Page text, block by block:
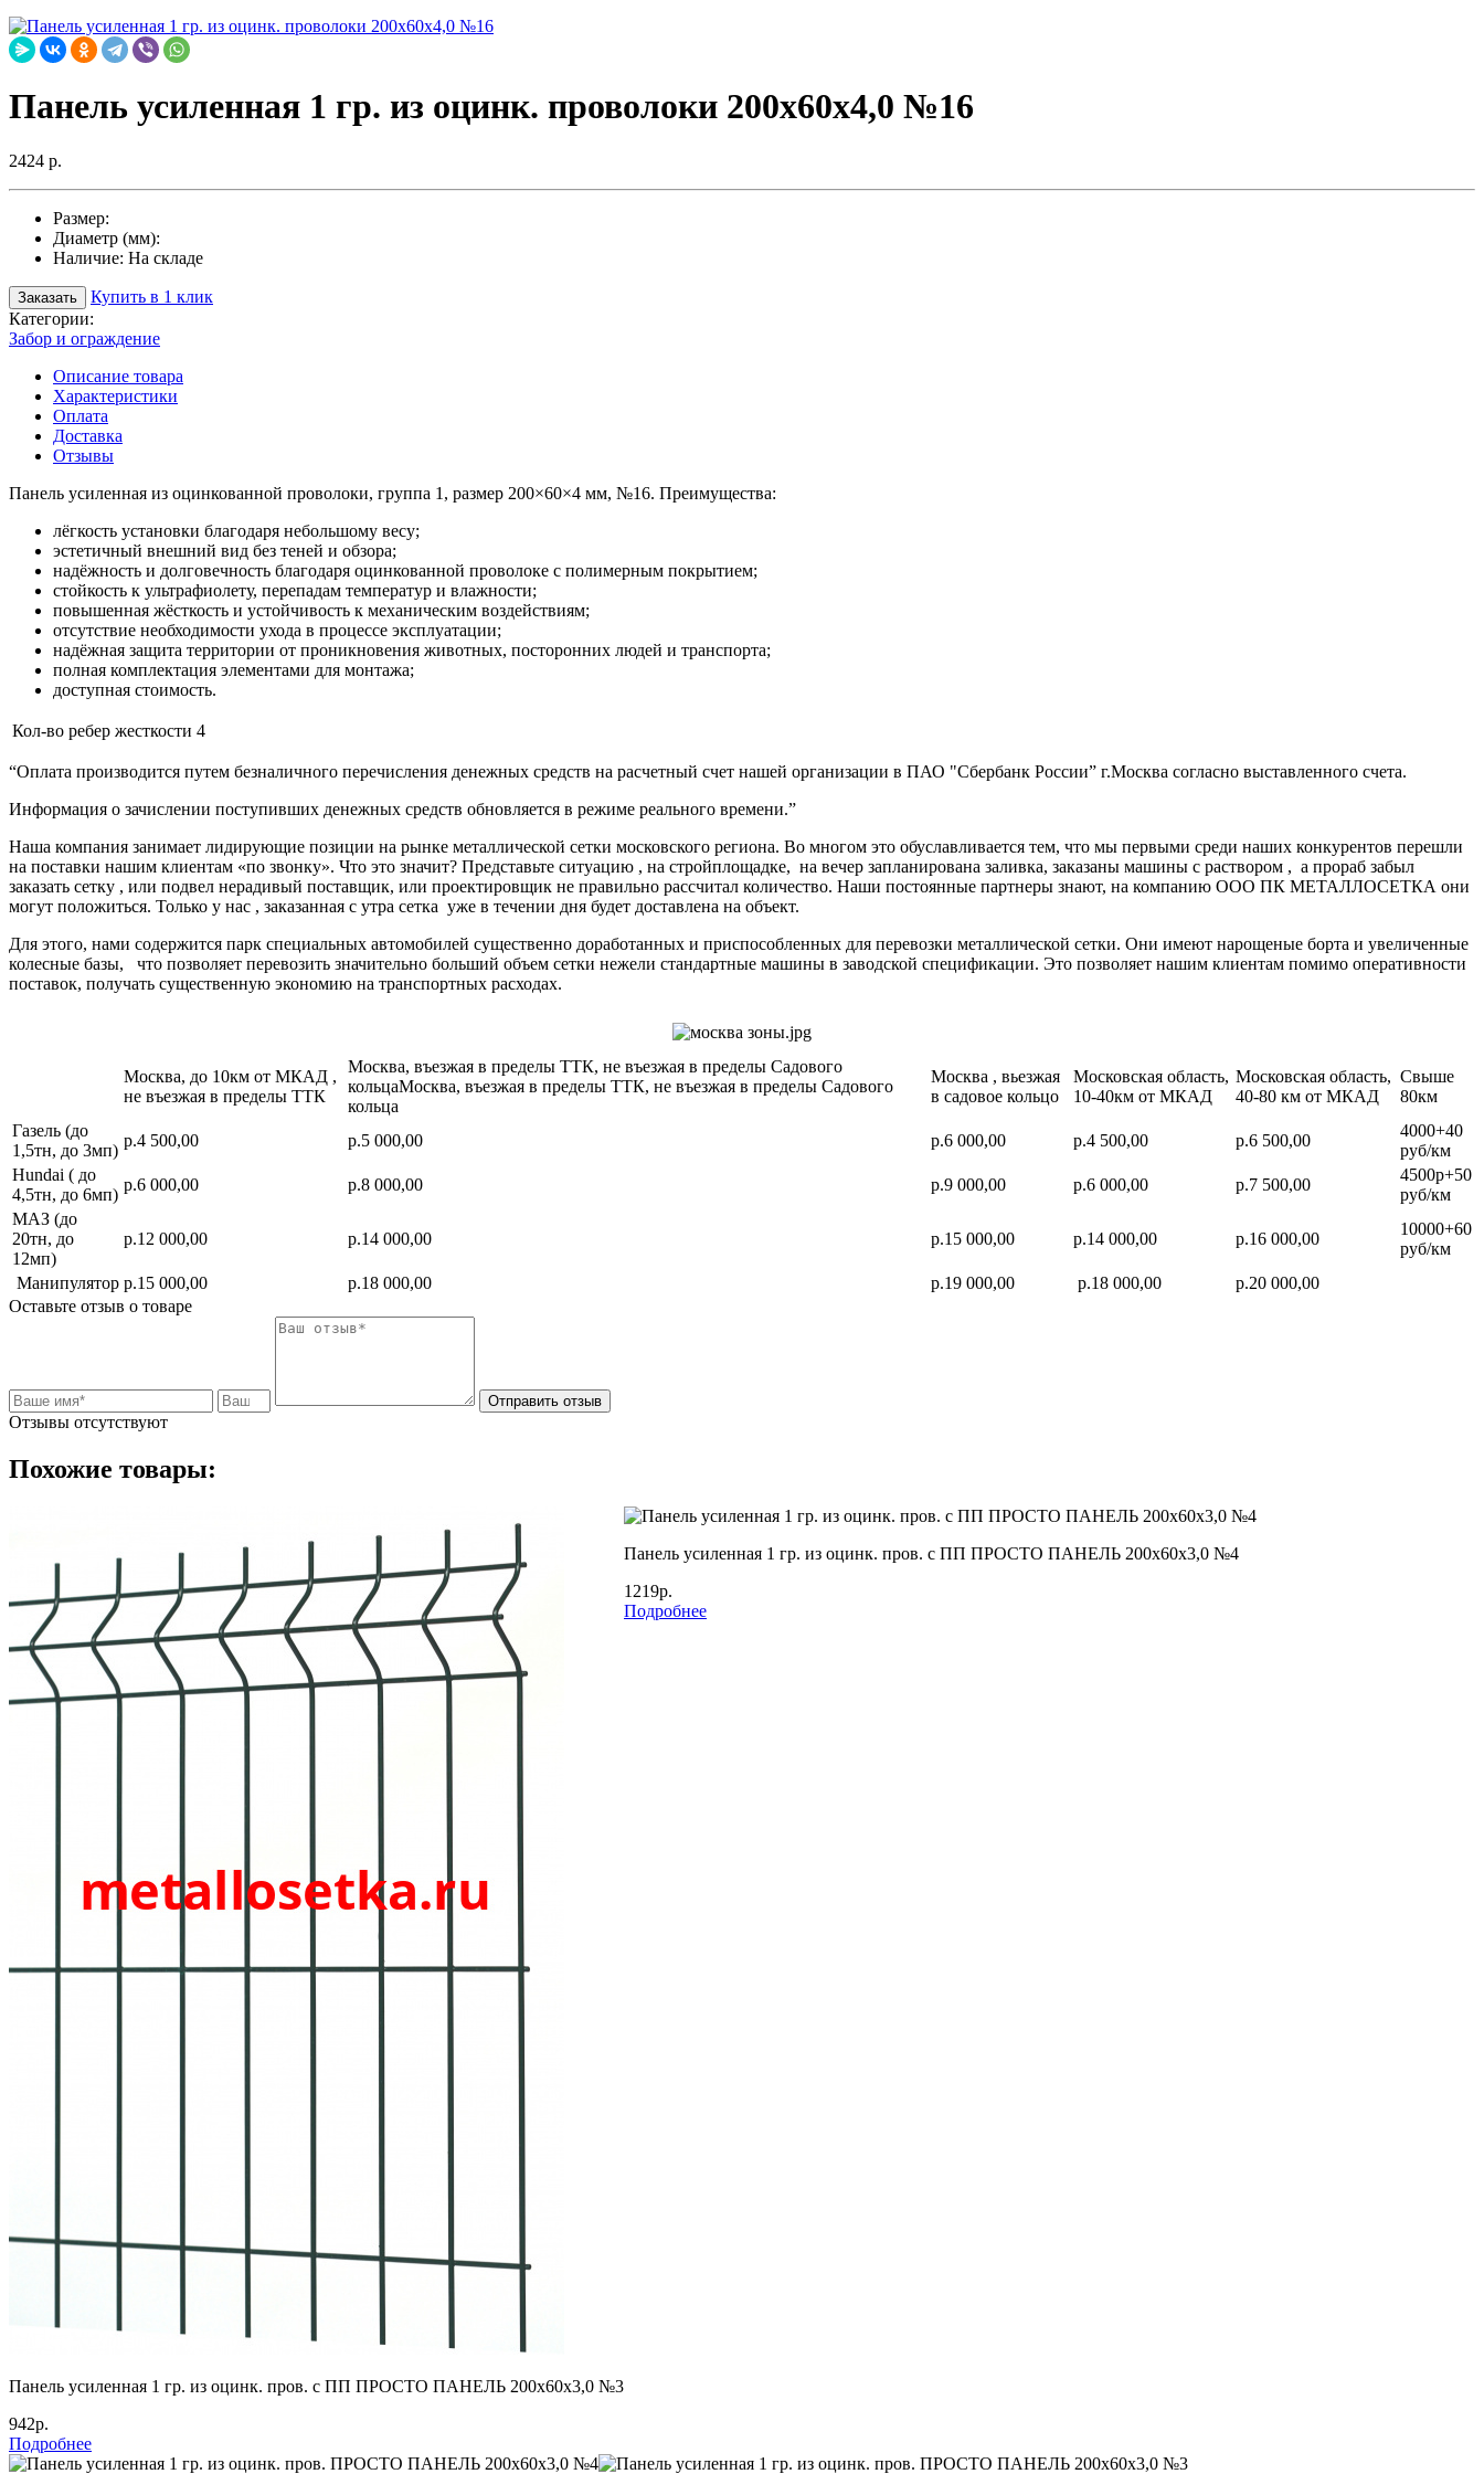
Панель усиленная 1 гр. из оцинк. проволоки 200х60х4,0 №16
2424 р.
Размер:
Диаметр (мм):
Наличие: На складе
Заказать
Купить в 1 клик
Категории:
Забор и ограждение
Описание товара
Характеристики
Оплата
Доставка
Отзывы
Панель усиленная из оцинкованной проволоки, группа 1, размер 200×60×4 мм, №16. Преимущества:
лёгкость установки благодаря небольшому весу;
эстетичный внешний вид без теней и обзора;
надёжность и долговечность благодаря оцинкованной проволоке с полимерным покрытием;
стойкость к ультрафиолету, перепадам температур и влажности;
повышенная жёсткость и устойчивость к механическим воздействиям;
отсутствие необходимости ухода в процессе эксплуатации;
надёжная защита территории от проникновения животных, посторонних людей и транспорта;
полная комплектация элементами для монтажа;
доступная стоимость.
Кол-во ребер жесткости 4
“Оплата производится путем безналичного перечисления денежных средств на расчетный счет нашей организации в ПАО "Сбербанк России” г.Москва согласно выставленного счета.
Информация о зачислении поступивших денежных средств обновляется в режиме реального времени.”
Наша компания занимает лидирующие позиции на рынке металлической сетки московского региона. Во многом это обуславливается тем, что мы первыми среди наших конкурентов перешли
на поставки нашим клиентам «по звонку». Что это значит? Представьте ситуацию , на стройплощадке, на вечер запланирована заливка, заказаны машины с раствором , а прораб забыл
заказать сетку , или подвел нерадивый поставщик, или проектировщик не правильно рассчитал количество. Наши постоянные партнеры знают, на компанию ООО ПК МЕТАЛЛОСЕТКА они
могут положиться. Только у нас , заказанная с утра сетка уже в течении дня будет доставлена на объект.
Для этого, нами содержится парк специальных автомобилей существенно доработанных и приспособленных для перевозки металлической сетки. Они имеют нарощеные борта и увеличенные
колесные базы, что позволяет перевозить значительно больший объем сетки нежели стандартные машины в заводской спецификации. Это позволяет нашим клиентам помимо оперативности
поставок, получать существенную экономию на транспортных расходах.
Москва, до 10км от МКАД ,
не въезжая в пределы ТТК
Москва, въезжая в пределы ТТК, не въезжая в пределы Садового
кольцаМосква, въезжая в пределы ТТК, не въезжая в пределы Садового
кольца
Москва , вьезжая
в садовое кольцо
Московская область,
10-40км от МКАД
Московская область,
40-80 км от МКАД
Свыше
80км
Газель (до
1,5тн, до 3мп)
р.4 500,00 р.5 000,00 р.6 000,00 р.4 500,00 р.6 500,00
4000+40
руб/км
Hundai ( до
4,5тн, до 6мп)
р.6 000,00 р.8 000,00 р.9 000,00 р.6 000,00 р.7 500,00
4500р+50
руб/км
МАЗ (до
20тн, до
12мп)
р.12 000,00 р.14 000,00 р.15 000,00 р.14 000,00 р.16 000,00
10000+60
руб/км
Манипулятор р.15 000,00 р.18 000,00 р.19 000,00 р.18 000,00
р.20 000,00
Оставьте отзыв о товаре
Отправить отзыв
Отзывы отсутствуют
Похожие товары:
Панель усиленная 1 гр. из оцинк. пров. с ПП ПРОСТО ПАНЕЛЬ 200х60х3,0 №3
942р.
Подробнее
Панель усиленная 1 гр. из оцинк. пров. с ПП ПРОСТО ПАНЕЛЬ 200х60х3,0 №4
1219р.
Подробнее